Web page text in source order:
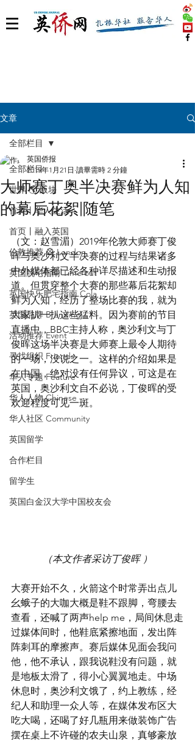
文章
全部栏目
世界 🌎 版块
首页丨华人生活
首页丨融入英国
伦敦推荐 🎡 London
英国脱宅指南 Time out
英国快乐肥宅指南 Cola
英国品牌 Branding
活动推荐 Event
寻找组织 Friends
华人专题 Feature
华人人物 Chinese
华人社区 Community
英国留学
合作栏目
留学生
英国白金汉大学中国校友会
全部栏目
大师赛丁奥半决赛鲜为人知
的幕后花絮|随笔
英国侨报
2019年1月21日 讀畢需時 2 分鐘
（文：赵雪湄）2019年伦敦大师赛丁俊
晖与奥沙利文半决赛的过程与结果诸多
中外媒体都已经各种详尽描述和生动报
道。但贯穿整个大赛的那些幕后花絮却
鲜为人知，经历了整场比赛的我，就为
大家扒一扒这些猛料。因为赛前的节目
直播中，BBC主持人称，奥沙利文与丁
俊晖这场半决赛是大师赛上最令人期待
的一场，没说之一。这样的介绍如果是
在中国，绝对没有任何异议，可这是在
英国，奥沙利文自不必说，丁俊晖的受
欢迎程度可见一斑。
（本文作者采访丁俊晖 ）
大赛开始不久，火箭这个时常弄出点儿
幺蛾子的大咖大概是鞋不跟脚，弯腰去
查看，还喊了两声help me，局间休息走
过媒体间时，他鞋底紧擦地面，发出阵
阵刺耳的摩擦声。赛后媒体见面会我问
他，他不承认，跟我说鞋没有问题，就
是地板太滑了，得小心翼翼地走。中场
休息时，奥沙利文饿了，约上教练，经
纪人和助理一众人等，在媒体发布区大
吃大喝，还喝了好几瓶用来做装饰广告
摆在桌上不许碰的农夫山泉，真够豪放